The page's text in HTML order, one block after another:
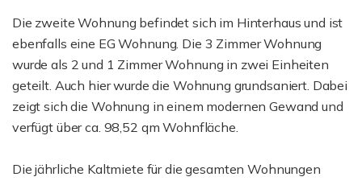
Die zweite Wohnung befindet sich im Hinterhaus und ist
ebenfalls eine EG Wohnung. Die 3 Zimmer Wohnung
wurde als 2 und 1 Zimmer Wohnung in zwei Einheiten
geteilt. Auch hier wurde die Wohnung grundsaniert. Dabei
zeigt sich die Wohnung in einem modernen Gewand und
verfügt über ca. 98,52 qm Wohnfläche.
Die jährliche Kaltmiete für die gesamten Wohnungen